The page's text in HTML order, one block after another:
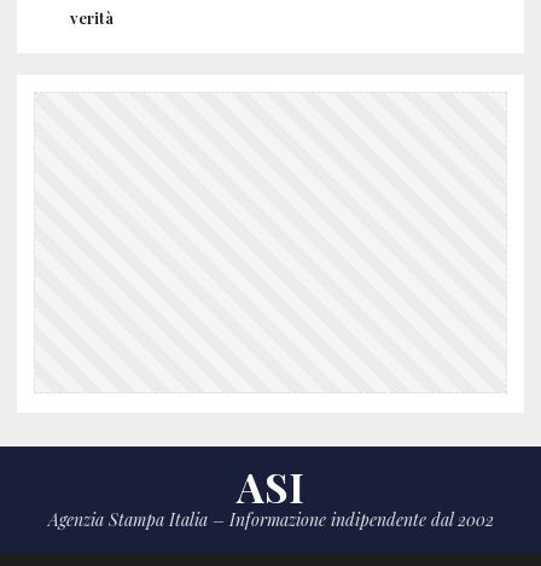
verità
ASI
Agenzia Stampa Italia – Informazione indipendente dal 2002